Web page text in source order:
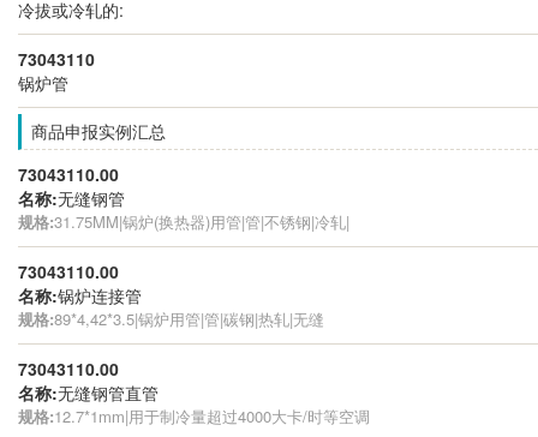
冷拔或冷轧的:
73043110
锅炉管
商品申报实例汇总
73043110.00
名称:无缝钢管
规格:31.75MM|锅炉(换热器)用管|管|不锈钢|冷轧|
73043110.00
名称:锅炉连接管
规格:89*4,42*3.5|锅炉用管|管|碳钢|热轧|无缝
73043110.00
名称:无缝钢管直管
规格:12.7*1mm|用于制冷量超过4000大卡/时等空调